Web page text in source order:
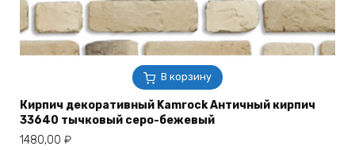
В корзину
Кирпич декоративный Kamrock Античный кирпич
33640 тычковый серо-бежевый
1480,00 ₽